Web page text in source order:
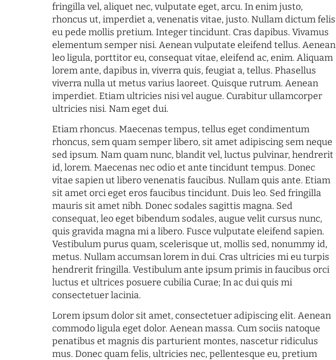
fringilla vel, aliquet nec, vulputate eget, arcu. In enim justo,
rhoncus ut, imperdiet a, venenatis vitae, justo. Nullam dictum felis
eu pede mollis pretium. Integer tincidunt. Cras dapibus. Vivamus
elementum semper nisi. Aenean vulputate eleifend tellus. Aenean
leo ligula, porttitor eu, consequat vitae, eleifend ac, enim. Aliquam
lorem ante, dapibus in, viverra quis, feugiat a, tellus. Phasellus
viverra nulla ut metus varius laoreet. Quisque rutrum. Aenean
imperdiet. Etiam ultricies nisi vel augue. Curabitur ullamcorper
ultricies nisi. Nam eget dui.
Etiam rhoncus. Maecenas tempus, tellus eget condimentum
rhoncus, sem quam semper libero, sit amet adipiscing sem neque
sed ipsum. Nam quam nunc, blandit vel, luctus pulvinar, hendrerit
id, lorem. Maecenas nec odio et ante tincidunt tempus. Donec
vitae sapien ut libero venenatis faucibus. Nullam quis ante. Etiam
sit amet orci eget eros faucibus tincidunt. Duis leo. Sed fringilla
mauris sit amet nibh. Donec sodales sagittis magna. Sed
consequat, leo eget bibendum sodales, augue velit cursus nunc,
quis gravida magna mi a libero. Fusce vulputate eleifend sapien.
Vestibulum purus quam, scelerisque ut, mollis sed, nonummy id,
metus. Nullam accumsan lorem in dui. Cras ultricies mi eu turpis
hendrerit fringilla. Vestibulum ante ipsum primis in faucibus orci
luctus et ultrices posuere cubilia Curae; In ac dui quis mi
consectetuer lacinia.
Lorem ipsum dolor sit amet, consectetuer adipiscing elit. Aenean
commodo ligula eget dolor. Aenean massa. Cum sociis natoque
penatibus et magnis dis parturient montes, nascetur ridiculus
mus. Donec quam felis, ultricies nec, pellentesque eu, pretium